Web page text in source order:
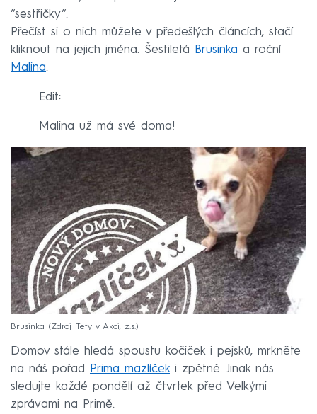
“sestřičky“.
Přečíst si o nich můžete v předešlých článcích, stačí
kliknout na jejich jména. Šestiletá
Brusinka a roční
Malina.
Edit:
Malina už má své doma!
Brusinka Zdroj: Tety v Akci, z.s.
Domov stále hledá spoustu kočiček i pejsků, mrkněte
na náš pořad
Prima mazlíčeki zpětně. Jinak nás
sledujte každé pondělí až čtvrtek před Velkými
zprávami na Primě.